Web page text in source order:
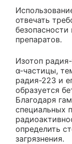
отвечать
безопасности
препаратов.
Изотоп
α-частицы,
радия-223 и
образуется
Благодаря
специальных
определить
загрязнения.